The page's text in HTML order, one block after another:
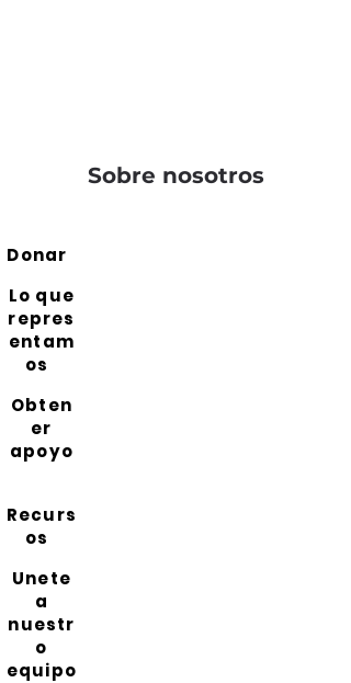
Sobre nosotros
Donar
Lo que
repres
entam
os
Obten
er
apoyo
Recurs
os
Unete
a
nuestr
o
equipo